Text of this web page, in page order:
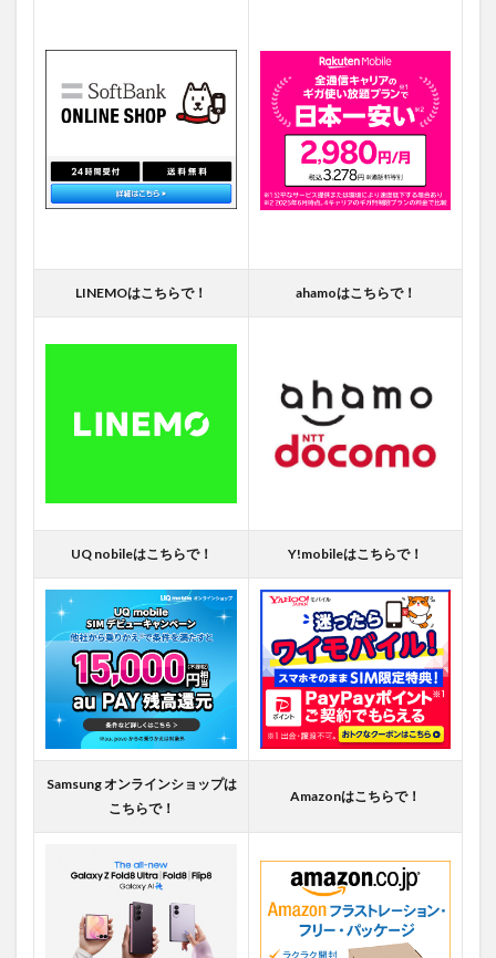
LINEMOはこちらで！ ahamoはこちらで！
UQ nobileはこちらで！ Y!mobileはこちらで！
Samsung オンラインショップは
こちらで！
Amazonはこちらで！